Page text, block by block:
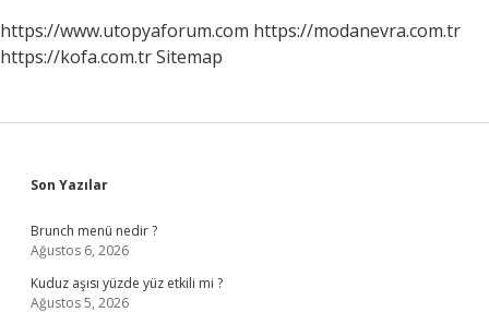
https://www.utopyaforum.com https://modanevra.com.tr
https://kofa.com.trSitemap
Sidebar
Son Yazılar
Brunch menü nedir ?
Ağustos 6, 2026
Kuduz aşısı yüzde yüz etkili mi ?
Ağustos 5, 2026